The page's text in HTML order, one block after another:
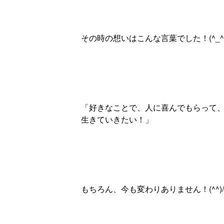
その時の想いはこんな言葉でした！
「好きなことで、人に喜んでもらって
生きていきたい！」
もちろん、今も変わりありません！(^^)/